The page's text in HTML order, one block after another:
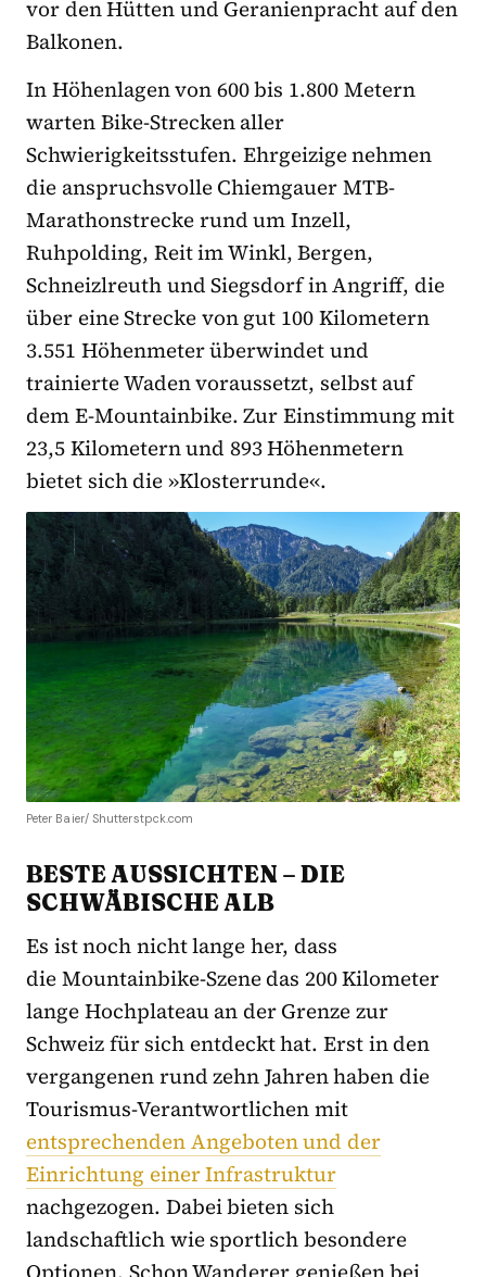
vor den Hütten und Geranienpracht auf den
Balkonen.
In Höhenlagen von 600 bis 1.800 Metern
warten Bike-Strecken aller
Schwierigkeitsstufen. Ehrgeizige nehmen
die anspruchsvolle Chiemgauer MTB-
Marathonstrecke rund um Inzell,
Ruhpolding, Reit im Winkl, Bergen,
Schneizlreuth und Siegsdorf in Angriff, die
über eine Strecke von gut 100 Kilometern
3.551 Höhenmeter überwindet und
trainierte Waden voraussetzt, selbst auf
dem E-Mountainbike. Zur Einstimmung mit
23,5 Kilometern und 893 Höhenmetern
bietet sich die »Klosterrunde«.
Peter Baier/ Shutterstpck.com
BESTE AUSSICHTEN – DIE
SCHWÄBISCHE ALB
Es ist noch nicht lange her, dass
die Mountainbike-Szene das 200 Kilometer
lange Hochplateau an der Grenze zur
Schweiz für sich entdeckt hat. Erst in den
vergangenen rund zehn Jahren haben die
Tourismus-Verantwortlichen mit
entsprechenden Angeboten und der
Einrichtung einer Infrastruktur
nachgezogen. Dabei bieten sich
landschaftlich wie sportlich besondere